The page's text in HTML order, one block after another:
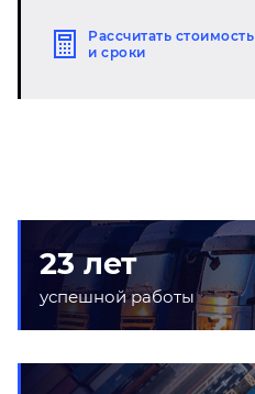
Рассчитать стоимость
и сроки
23 лет
успешной работы